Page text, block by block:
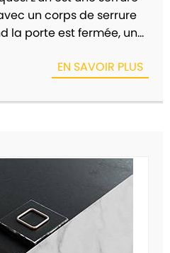
un corps de serrure
la porte est fermée, un...
EN SAVOIR PLUS